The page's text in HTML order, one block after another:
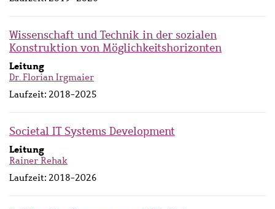
Wissenschaft und Technik in der sozialen
Konstruktion von Möglichkeitshorizonten
Leitung
Dr. Florian Irgmaier
Laufzeit: 2018-2025
Societal IT Systems Development
Leitung
Rainer Rehak
Laufzeit: 2018-2026